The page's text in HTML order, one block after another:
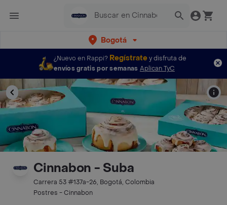
Bogotá
¿Nuevo en Rappi? Regístratey disfruta de
envíos gratis por semanas Aplican TyC
Cinnabon - Suba
Carrera 53 #137a-26, Bogotá, Colombia
Postres - Cinnabon